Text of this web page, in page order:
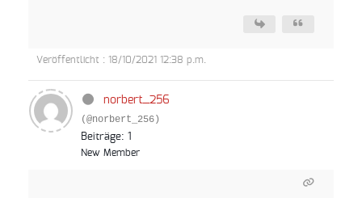
Veröffentlicht : 18/10/2021 12:38 p.m.
norbert_256
(@norbert_256)
Beiträge: 1
New Member